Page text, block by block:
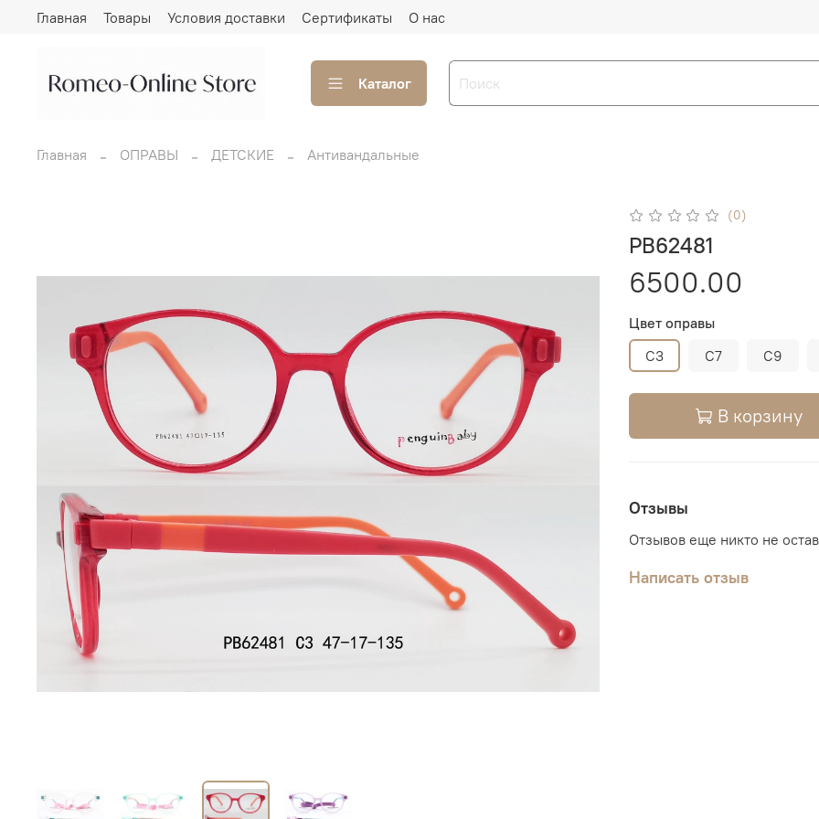
Главная Товары Условия доставки Сертификаты О нас
Каталог
Главная ОПРАВЫ ДЕТСКИЕ Антивандальные
(0)
PB62481
6500.00
Цвет оправы
C3
C7 C9
В корзину
Отзывы
Отзывов еще никто не
Написать отзыв